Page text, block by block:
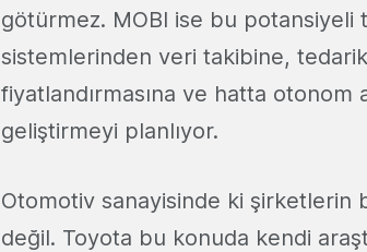
götürmez. MOBI ise bu potansiyeli
sistemlerinden veri takibine,
fiyatlandırmasına ve hatta otonom
geliştirmeyi planlıyor.
Otomotiv sanayisinde ki şirketlerin
değil. Toyota bu konuda kendi